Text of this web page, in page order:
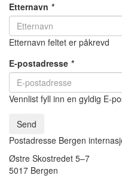
Etternavn *
Etternavn feltet er påkrevd
E-postadresse *
Vennlist fyll inn en gyldig E-
Send
Postadresse Bergen
Østre Skostredet 5–7
5017 Bergen